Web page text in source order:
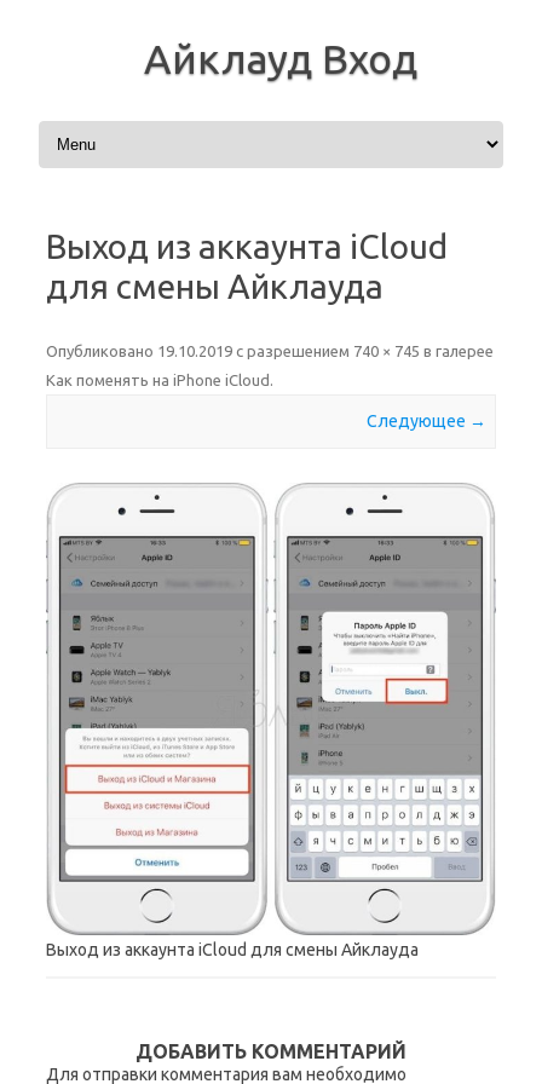
Айклауд Вход
Перейти к содержимому
Выход из аккаунта iCloud
для смены Айклауда
Опубликовано 19.10.2019 с разрешением 740 × 745 в галерее
Как поменять на iPhone iCloud .
Следующее →
Выход из аккаунта iCloud для смены Айклауда
ДОБАВИТЬ КОММЕНТАРИЙ
Для отправки комментария вам необходимо